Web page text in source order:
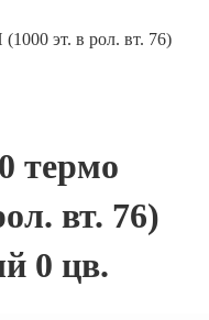
эт. в рол. вт. 76)
термо
вт. 76)
0 цв.